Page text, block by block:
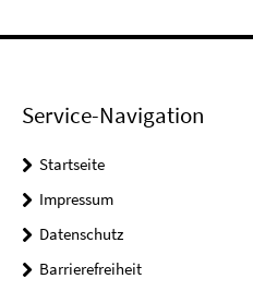
Service-Navigation
Startseite
Impressum
Datenschutz
Barrierefreiheit